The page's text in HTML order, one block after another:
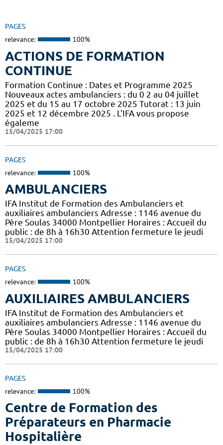
PAGES
relevance: 100%
ACTIONS DE FORMATION
CONTINUE
Formation Continue : Dates et Programme 2025
Nouveaux actes ambulanciers : du 0 2 au 04 juillet
2025 et du 15 au 17 octobre 2025 Tutorat : 13 juin
2025 et 12 décembre 2025 . L'IFA vous propose
égaleme
15/04/2025 17:00
PAGES
relevance: 100%
AMBULANCIERS
IFA Institut de Formation des Ambulanciers et
auxiliaires ambulanciers Adresse : 1146 avenue du
Père Soulas 34000 Montpellier Horaires : Accueil du
public : de 8h à 16h30 Attention fermeture le jeudi
15/04/2025 17:00
PAGES
relevance: 100%
AUXILIAIRES AMBULANCIERS
IFA Institut de Formation des Ambulanciers et
auxiliaires ambulanciers Adresse : 1146 avenue du
Père Soulas 34000 Montpellier Horaires : Accueil du
public : de 8h à 16h30 Attention fermeture le jeudi
15/04/2025 17:00
PAGES
relevance: 100%
Centre de Formation des
Préparateurs en Pharmacie
Hospitalière